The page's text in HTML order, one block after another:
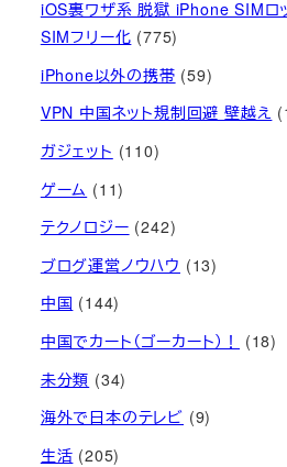
iOS裏ワザ系 脱獄 iPhone SIMロ
SIMフリー化 (775)
iPhone以外の携帯 (59)
VPN 中国ネット規制回避 壁越え
ガジェット (110)
ゲーム (11)
テクノロジー (242)
ブログ運営ノウハウ (13)
中国 (144)
中国でカート（ゴーカート）！
(18)
未分類 (34)
海外で日本のテレビ (9)
生活 (205)